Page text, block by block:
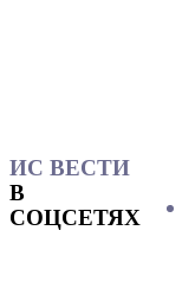
ИС ВЕСТИ
В
СОЦСЕТЯХ